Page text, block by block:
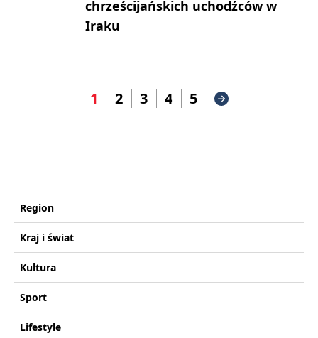
chrześcijańskich uchodźców w
Iraku
1 2 3 4 5
Region
Kraj i świat
Kultura
Sport
Lifestyle